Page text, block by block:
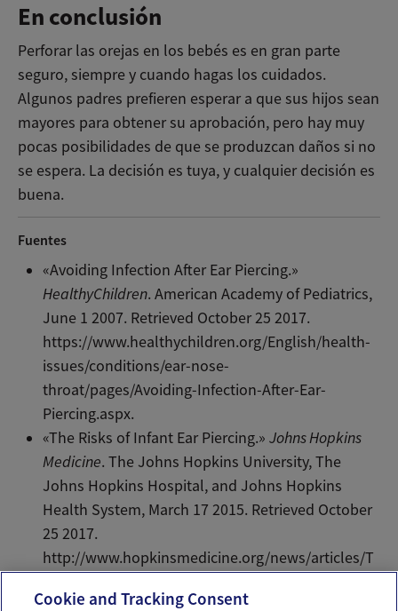
En conclusión
Perforar las orejas en los bebés es en gran parte
seguro, siempre y cuando hagas los cuidados.
Algunos padres prefieren esperar a que sus hijos sean
mayores para obtener su aprobación, pero hay muy
pocas posibilidades de que se produzcan daños si no
se espera. La decisión es tuya, y cualquier decisión es
buena.
Fuentes
«Avoiding Infection After Ear Piercing.»
HealthyChildren. American Academy of Pediatrics,
June 1 2007. Retrieved October 25 2017.
https://www.healthychildren.org/English/health-
issues/conditions/ear-nose-
throat/pages/Avoiding-Infection-After-Ear-
Piercing.aspx.
«The Risks of Infant Ear Piercing.»Johns Hopkins
Medicine. The Johns Hopkins University, The
Johns Hopkins Hospital, and Johns Hopkins
Health System, March 17 2015. Retrieved October
25 2017.
http://www.hopkinsmedicine.org/news/articles/T
Cookie and Tracking Consent